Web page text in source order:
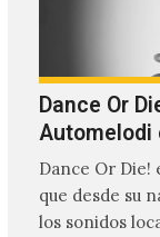
Dance Or
Automelodi
Dance Or Die!
que desde su
los sonidos